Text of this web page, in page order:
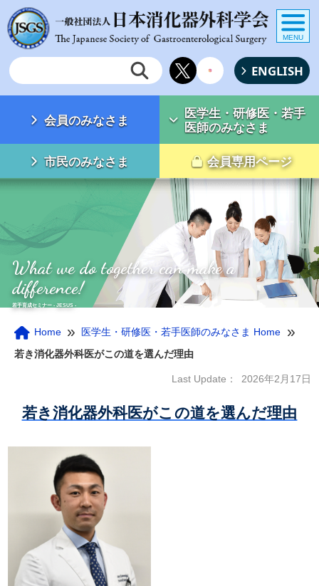
ENGLISH
会員のみなさま
医学生・研修医・若手
医師のみなさま
市民のみなさま 会員専用ページ
MENU
若手育成セミナー - JESUS -
What we do together can make a
difference!
Home » 医学生・研修医・若手医師のみなさま Home »
若き消化器外科医がこの道を選んだ理由
Last Update： 2026年2月17日
若き消化器外科医がこの道を選んだ理由